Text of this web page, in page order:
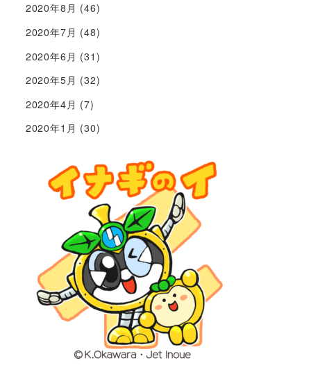
2020年8月 (46)
2020年7月 (48)
2020年6月 (31)
2020年5月 (32)
2020年4月 (7)
2020年1月 (30)